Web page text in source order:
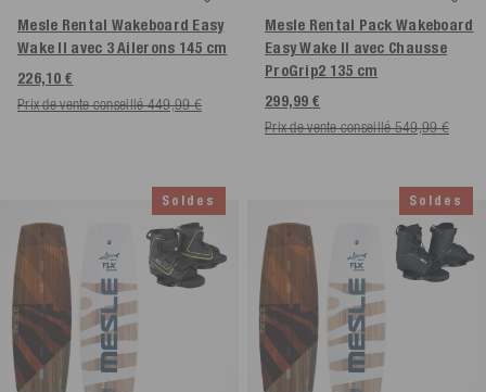
Mesle Rental Wakeboard Easy
Wake II avec 3 Ailerons 145 cm
226,10 €
Prix de vente conseillé 449,99 €
Mesle Rental Pack Wakeboard
Easy Wake II avec Chausse
ProGrip2 135 cm
299,99 €
Prix de vente conseillé 549,99 €
Soldes Soldes